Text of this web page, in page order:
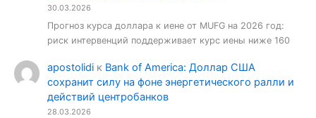
30.03.2026
Прогноз курса доллара к иене от MUFG на 2026 год:
риск интервенций поддерживает курс иены ниже 160
apostolidi к Bank of America: Доллар США
сохранит силу на фоне энергетического ралли и
действий центробанков
28.03.2026